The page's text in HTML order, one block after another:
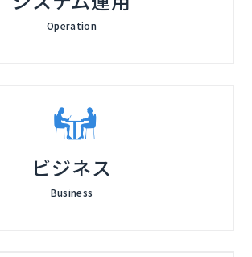
Operation
ビジネス
Business